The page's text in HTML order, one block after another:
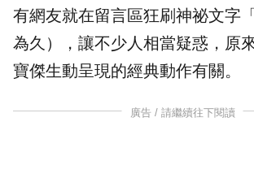
有網友就在留言區狂刷神祕文字「
為久），讓不少人相當疑惑，原
寶傑生動呈現的經典動作有關。
廣告 / 請繼續往下閱讀